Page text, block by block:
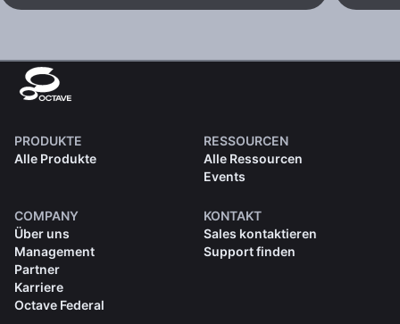
PRODUKTE
Alle Produkte
RESSOURCEN
Alle Ressourcen
Events
COMPANY
Über uns
Management
Partner
Karriere
Octave Federal
KONTAKT
Sales kontaktieren
Support finden